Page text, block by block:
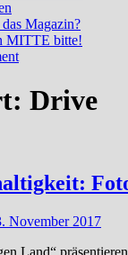
das Magazin?
MITTE bitte!
Drive
November 2017
Land“